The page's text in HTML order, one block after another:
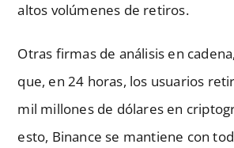
altos volúmenes de retiros.
Otras firmas de análisis en
que, en 24 horas, los usuarios
mil millones de dólares en
esto, Binance se mantiene con